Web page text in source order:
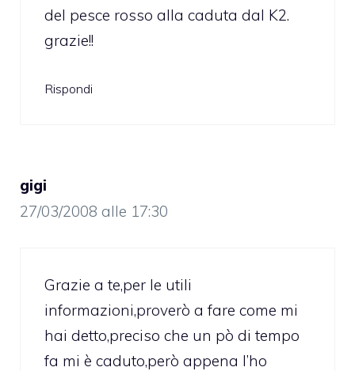
del pesce rosso alla caduta dal K2.
grazie!!
Rispondi
gigi
27/03/2008 alle 17:30
Grazie a te,per le utili
informazioni,proverò a fare come mi
hai detto,preciso che un pò di tempo
fa mi è caduto,però appena l’ho